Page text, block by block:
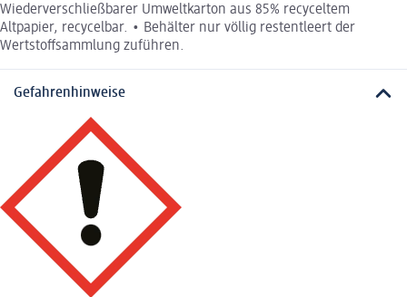
Wiederverschließbarer Umweltkarton aus 85% recyceltem
Altpapier, recycelbar. • Behälter nur völlig restentleert der
Wertstoffsammlung zuführen.
Gefahrenhinweise